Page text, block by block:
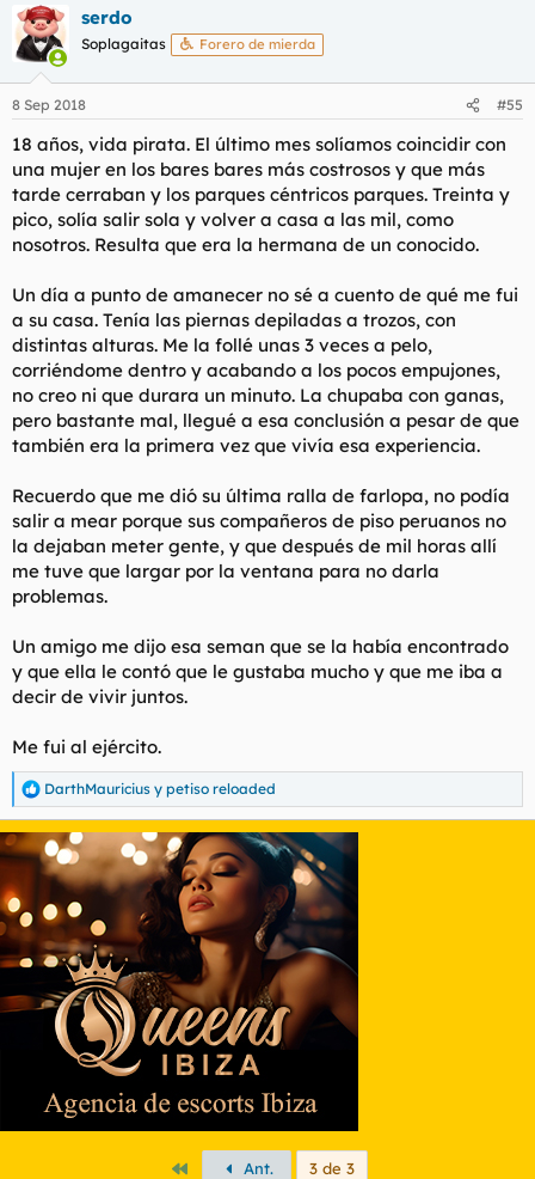
c
c
i
e
:
serdo
Soplagaitas Forero de mierda
8 Sep 2018 #55
18 años, vida pirata. El último mes solíamos coincidir con
una mujer en los bares bares más costrosos y que más
tarde cerraban y los parques céntricos parques. Treinta y
pico, solía salir sola y volver a casa a las mil, como
nosotros. Resulta que era la hermana de un conocido.
Un día a punto de amanecer no sé a cuento de qué me fui
a su casa. Tenía las piernas depiladas a trozos, con
distintas alturas. Me la follé unas 3 veces a pelo,
corriéndome dentro y acabando a los pocos empujones,
no creo ni que durara un minuto. La chupaba con ganas,
pero bastante mal, llegué a esa conclusión a pesar de que
también era la primera vez que vivía esa experiencia.
Recuerdo que me dió su última ralla de farlopa, no podía
salir a mear porque sus compañeros de piso peruanos no
la dejaban meter gente, y que después de mil horas allí
me tuve que largar por la ventana para no darla
problemas.
Un amigo me dijo esa seman que se la había encontrado
y que ella le contó que le gustaba mucho y que me iba a
decir de vivir juntos.
Me fui al ejército.
R
e
a
c
o
n
s
DarthMauricius y petiso reloaded
PrimeroAnt. 3 de 3